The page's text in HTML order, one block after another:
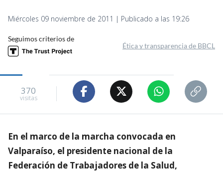
Miércoles 09 noviembre de 2011 | Publicado a las 19:26
Seguimos criterios de
Ética y transparencia de BBCL
370
visitas
En el marco de la marcha convocada en
Valparaíso, el presidente nacional de la
Federación de Trabajadores de la Salud,